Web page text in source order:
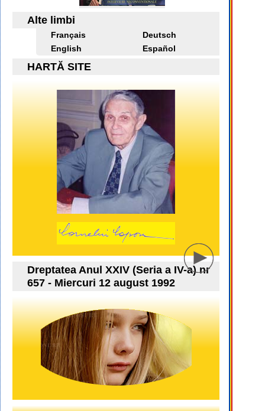
Alte limbi
Français
Deutsch
English
Español
HARTĂ SITE
Dreptatea Anul XXIV (Seria a IV-a) nr
657 - Miercuri 12 august 1992